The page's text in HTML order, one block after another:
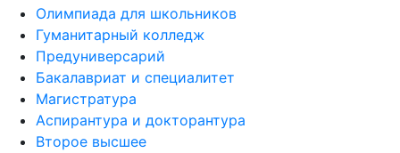
Олимпиада для школьников
Гуманитарный колледж
Предуниверсарий
Бакалавриат и специалитет
Магистратура
Аспирантура и докторантура
Второе высшее